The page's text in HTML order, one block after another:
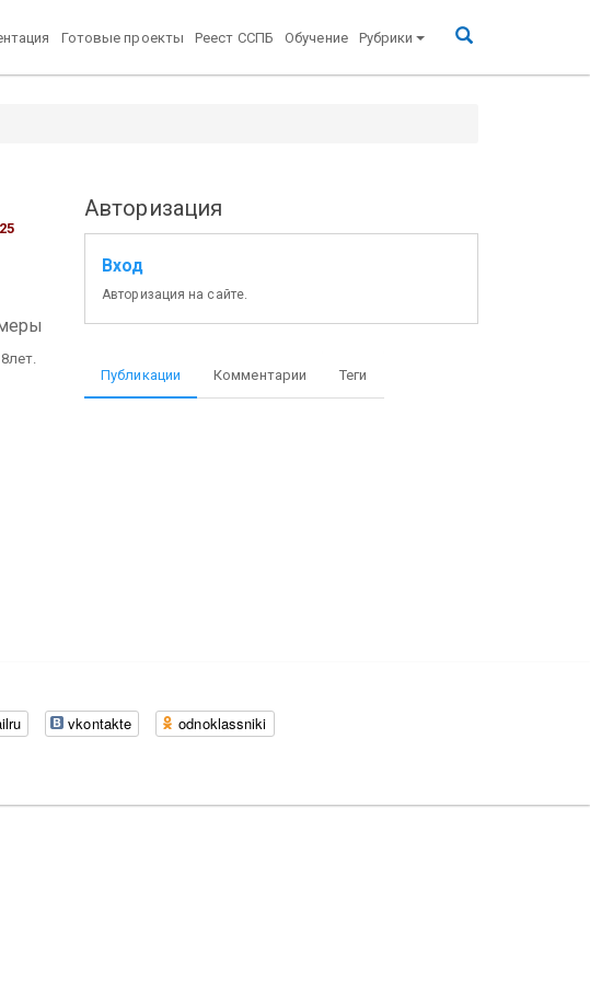
Готовые проекты Реест ССПБ Обучение Рубрики
Авторизация
Вход
Авторизация на сайте.
Публикации Комментарии Теги
vkontakte odnoklassniki